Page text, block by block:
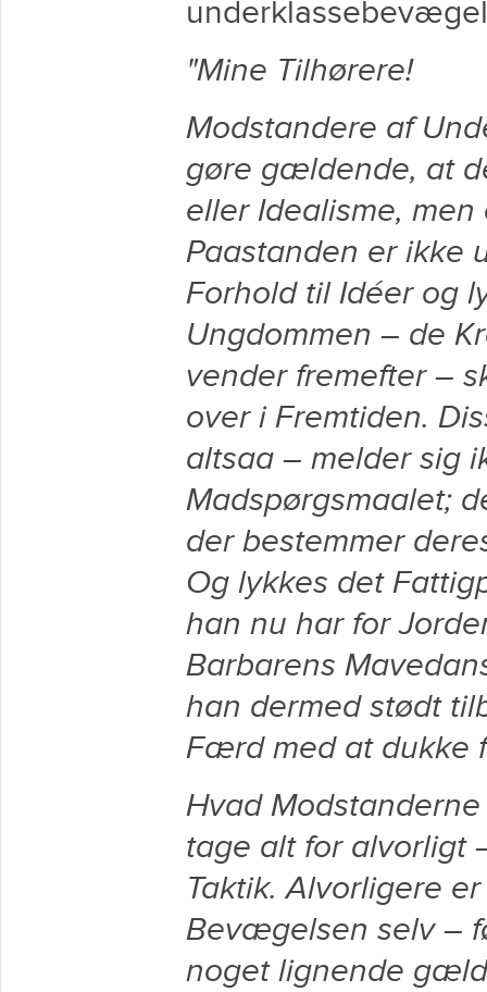
"Mine Tilhørere!
Modstandere af
gøre gældende, at
eller Idealisme,
Paastanden er ikke
Forhold til Idéer og
Ungdommen – de
vender fremefter –
over i Fremtiden.
altsaa – melder sig
Madspørgsmaalet;
der bestemmer
Og lykkes det
han nu har for
Barbarens
han dermed stødt
Færd med at dukke
Hvad
tage alt for alvorligt
Taktik. Alvorligere
Bevægelsen selv –
noget lignende